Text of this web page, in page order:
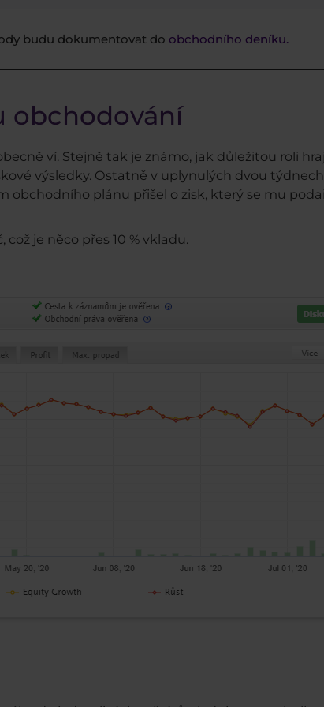
budu dokumentovat do obchodního deníku.
obchodování
ví. Stejně tak je známo, jak důležitou roli
výsledky. Ostatně v uplynulých dvou
obchodního plánu přišel o zisk, který se mu
je něco přes 10 % vkladu.